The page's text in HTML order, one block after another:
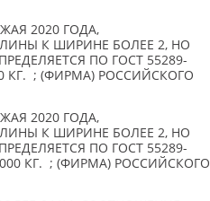
2020 ГОДА,
К ШИРИНЕ БОЛЕЕ 2, НО
ПО ГОСТ 55289-
КГ. ; (ФИРМА) РОССИЙСКОГО
2020 ГОДА,
К ШИРИНЕ БОЛЕЕ 2, НО
ПО ГОСТ 55289-
КГ. ; (ФИРМА) РОССИЙСКОГО